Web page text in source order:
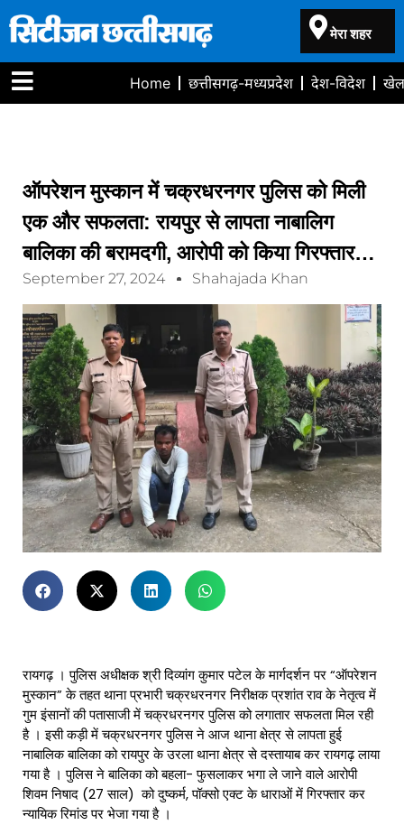
मेरा शहर
Home छत्तीसगढ़-मध्यप्रदेश देश-विदेश
ऑपरेशन मुस्कान में चक्रधरनगर पुलिस को मिली
एक और सफलता: रायपुर से लापता नाबालिग
बालिका की बरामदगी, आरोपी को किया गिरफ्तार…
September 27, 2024 Shahajada Khan
रायगढ़ । पुलिस अधीक्षक श्री दिव्यांग कुमार पटेल के मार्गदर्शन पर “ऑपरेशन
मुस्कान” के तहत थाना प्रभारी चक्रधरनगर निरीक्षक प्रशांत राव के नेतृत्व में
गुम इंसानों की पतासाजी में चक्रधरनगर पुलिस को लगातार सफलता मिल रही
है । इसी कड़ी में चक्रधरनगर पुलिस ने आज थाना क्षेत्र से लापता हुई
नाबालिक बालिका को रायपुर के उरला थाना क्षेत्र से दस्तायाब कर रायगढ़ लाया
गया है । पुलिस ने बालिका को बहला- फुसलाकर भगा ले जाने वाले आरोपी
शिवम निषाद (27 साल) को दुष्कर्म, पॉक्सो एक्ट के धाराओं में गिरफ्तार कर
न्यायिक रिमांड पर भेजा गया है ।